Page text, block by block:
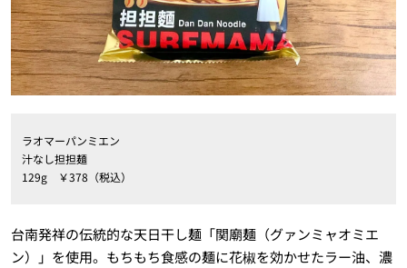
ラオマーパンミエン
汁なし担担麺
129g ￥378（税込）
台南発祥の伝統的な天日干し麺「関廟麺（グァンミャオミエ
ン）」を使用。もちもち食感の麺に花椒を効かせたラー油、濃